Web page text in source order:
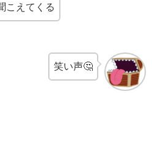
こえてくる
笑い声🤔